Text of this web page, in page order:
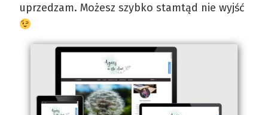
uprzedzam. Możesz szybko stamtąd nie wyjść